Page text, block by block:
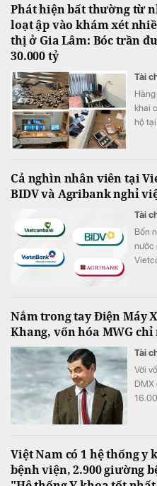
Phát hiện bất thường từ
loạt ập vào khám xét
thị ở Gia Lâm: Bóc trần
30.000 tỷ
Tài
khai
hộ
Cả nghìn nhân viên tại
BIDV và Agribank nghỉ
Tài
Bốn
nước
Nắm trong tay Điện Máy
Khang, vốn hóa MWG chỉ
Tài
Với
DMX
Việt Nam có 1 hệ thống y
bệnh viện, 2.900 giường